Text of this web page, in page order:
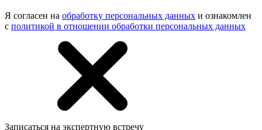
Я согласен на обработку персональных данных и ознакомлен
с политикой в отношении обработки персональных данных
Записаться на экспертную встречу